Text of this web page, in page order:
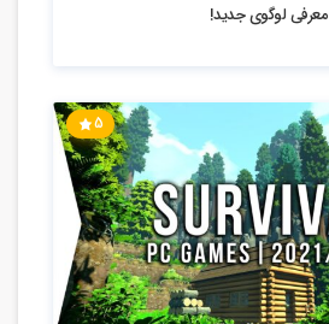
معرفی لوگوی جدید!
5